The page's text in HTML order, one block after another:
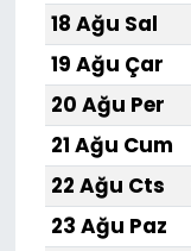
18 Ağu Sal
19 Ağu Çar
20 Ağu Per
21 Ağu Cum
22 Ağu Cts
23 Ağu Paz